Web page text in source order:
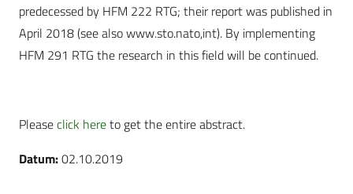
predecessed by HFM 222 RTG; their report was published in
April 2018 (see also www.sto.nato,int). By implementing
HFM 291 RTG the research in this field will be continued.
Pleaseclick hereto get the entire abstract.
Datum:02.10.2019